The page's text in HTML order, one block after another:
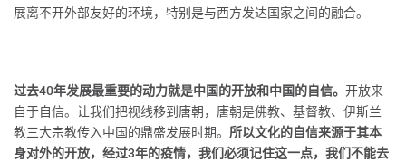
展离不开外部友好的环境，特别是与西方发达国家之间的融合。
过去40年发展最重要的动力就是中国的开放和中国的自信。 开放来
自于自信。让我们把视线移到唐朝，唐朝是佛教、基督教、伊斯兰
教三大宗教传入中国的鼎盛发展时期。 所以文化的自信来源于其本
身对外的开放，经过3年的疫情，我们必须记住这一点，我们不能去